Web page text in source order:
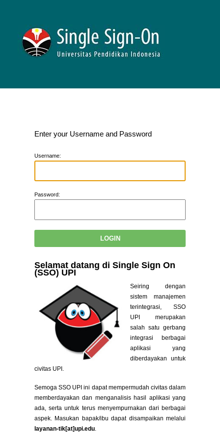
Enter your Username and Password
Username:
Password:
Selamat datang di Single Sign On
(SSO) UPI
Seiring dengan
sistem manajemen
terintegrasi, SSO
UPI merupakan
salah satu gerbang
integrasi berbagai
aplikasi yang
diberdayakan untuk
civitas UPI.
Semoga SSO UPI ini dapat mempermudah civitas dalam
memberdayakan dan menganalisis hasil aplikasi yang
ada, serta untuk terus menyempurnakan dari berbagai
aspek. Masukan bapak/ibu dapat disampaikan melalui
layanan-tik[at]upi.edu.